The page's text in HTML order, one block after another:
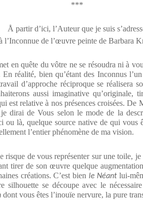
***
Å partir d’ici, l’Auteur que je suis
l’Inconnue de l’œuvre peinte de Barbara
en quête du vôtre ne se résoudra ni à
réalité, bien qu’étant des Inconnus
d’approche réciproque se réalisera
aussi imaginative qu’originale,
est relative à nos présences croisées.
dirai de Vous selon le mode de la
ou là, quelque source native de qui vous
l’entier phénomène de ma vision.
de vous représenter sur une toile,
tirer de son œuvre quelque
créations. C’est bien le Néantlui-
silhouette se découpe avec le
dont vous êtes l’inouïe nervure, la pure